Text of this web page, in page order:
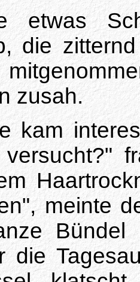
etwas
die
zusah.
kam
versucht?"
meinte
Bündel
die